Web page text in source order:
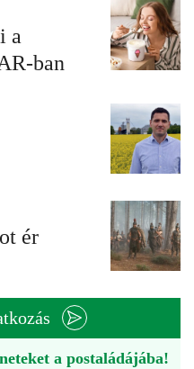
a
ban
ér
a postaládájába!